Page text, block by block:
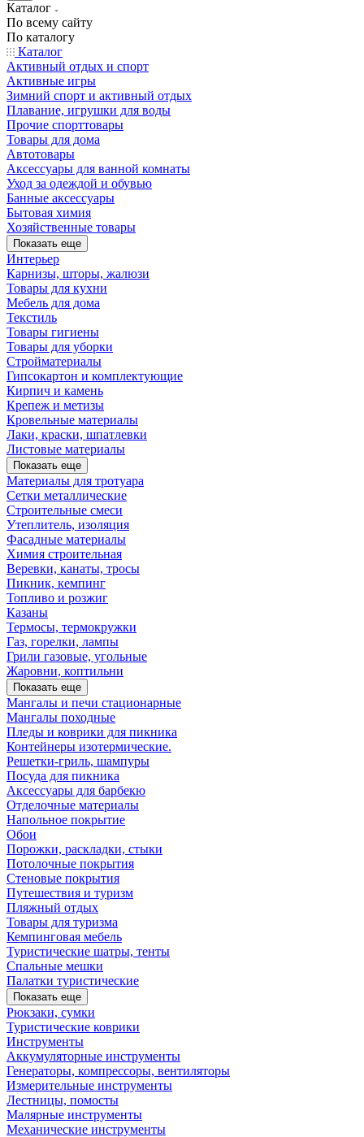
Каталог
По всему сайту
По каталогу
Каталог
Активный отдых и спорт
Активные игры
Зимний спорт и активный отдых
Плавание, игрушки для воды
Прочие спорттовары
Товары для дома
Автотовары
Аксессуары для ванной комнаты
Уход за одеждой и обувью
Банные аксессуары
Бытовая химия
Хозяйственные товары
Показать еще
Интерьер
Карнизы, шторы, жалюзи
Товары для кухни
Мебель для дома
Текстиль
Товары гигиены
Товары для уборки
Стройматериалы
Гипсокартон и комплектующие
Кирпич и камень
Крепеж и метизы
Кровельные материалы
Лаки, краски, шпатлевки
Листовые материалы
Показать еще
Материалы для тротуара
Сетки металлические
Строительные смеси
Утеплитель, изоляция
Фасадные материалы
Химия строительная
Веревки, канаты, тросы
Пикник, кемпинг
Топливо и розжиг
Казаны
Термосы, термокружки
Газ, горелки, лампы
Грили газовые, угольные
Жаровни, коптильни
Показать еще
Мангалы и печи стационарные
Мангалы походные
Пледы и коврики для пикника
Контейнеры изотермические.
Решетки-гриль, шампуры
Посуда для пикника
Аксессуары для барбекю
Отделочные материалы
Напольное покрытие
Обои
Порожки, раскладки, стыки
Потолочные покрытия
Стеновые покрытия
Путешествия и туризм
Пляжный отдых
Товары для туризма
Кемпинговая мебель
Туристические шатры, тенты
Спальные мешки
Палатки туристические
Показать еще
Рюкзаки, сумки
Туристические коврики
Инструменты
Аккумуляторные инструменты
Генераторы, компрессоры, вентиляторы
Измерительные инструменты
Лестницы, помосты
Малярные инструменты
Механические инструменты